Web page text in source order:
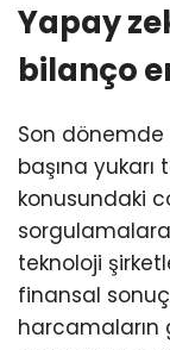
Yapay
bilanço
Son
başına yukarı
konusundaki
sorgulamalara
teknoloji
finansal
harcamaların